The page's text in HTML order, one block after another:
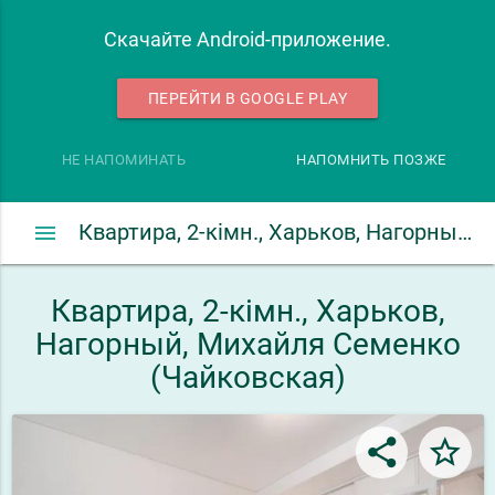
Скачайте Android-приложение.
ПЕРЕЙТИ В GOOGLE PLAY
НЕ НАПОМИНАТЬ НАПОМНИТЬ ПОЗЖЕ
Квартира, 2-кімн., Харьков, Нагорный, Михайля Семенко (Чайковская)
menu
Квартира, 2-кімн., Харьков,
Нагорный, Михайля Семенко
(Чайковская)
share star_border